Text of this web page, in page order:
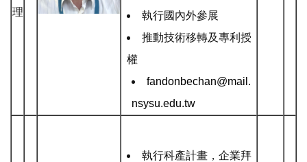
理
執行國內外參展
推動技術移轉及專利授
權
fandonbechan@mail.
nsysu.edu.tw
執行科產計畫，企業拜